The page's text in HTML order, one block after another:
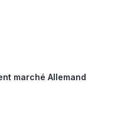
marché Allemand